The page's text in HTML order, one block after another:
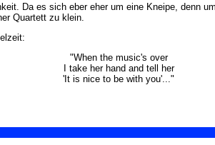
Da es sich eber eher um eine Kneipe, denn
Quartett zu klein.
"When the music's over
I take her hand and tell her
'It is nice to be with you'..."